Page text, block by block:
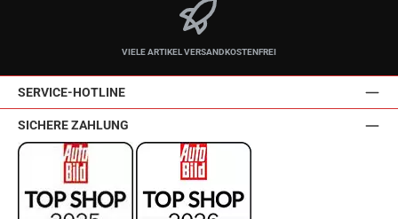
VIELE ARTIKEL VERSANDKOSTENFREI
SERVICE-HOTLINE
SICHERE ZAHLUNG